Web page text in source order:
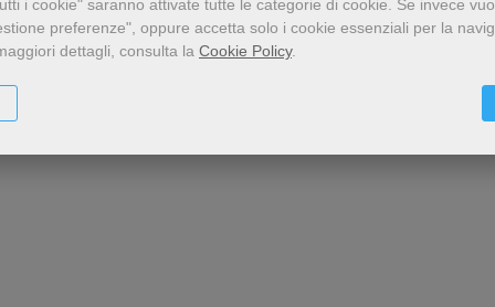
i cookie" saranno attivate tutte le categorie di cookie. Se invece
preferenze", oppure accetta solo i cookie essenziali per la
dettagli, consulta la Cookie Policy.